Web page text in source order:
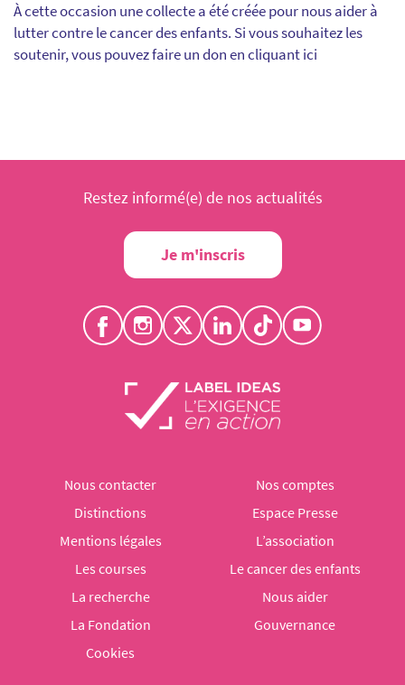
À cette occasion une collecte a été créée pour nous aider à
lutter contre le cancer des enfants. Si vous souhaitez les
soutenir, vous pouvez faire un don en cliquant ici
Restez informé(e) de nos actualités
Je m'inscris
Nous contacter
Nos comptes
Distinctions
Espace Presse
Mentions légales
L’association
Les courses
Le cancer des enfants
La recherche
Nous aider
La Fondation
Gouvernance
Cookies